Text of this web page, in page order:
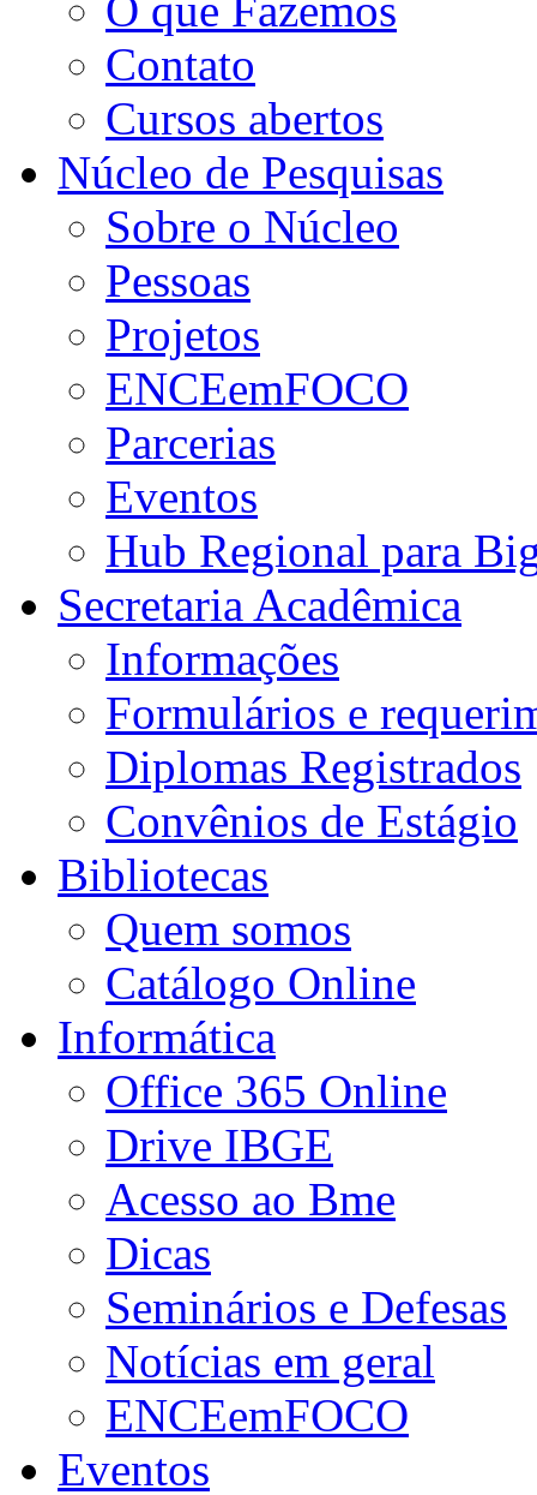
Contato
Cursos abertos
Núcleo de Pesquisas
Sobre o Núcleo
Pessoas
Projetos
ENCEemFOCO
Parcerias
Eventos
Hub Regional para
Secretaria Acadêmica
Informações
Formulários e
Diplomas Registrados
Convênios de Estágio
Bibliotecas
Quem somos
Catálogo Online
Informática
Office 365 Online
Drive IBGE
Acesso ao Bme
Dicas
Seminários e Defesas
Notícias em geral
ENCEemFOCO
Eventos